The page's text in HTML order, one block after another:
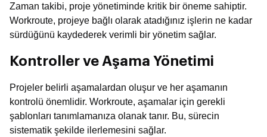
Zaman takibi, proje yönetiminde kritik bir öneme sahiptir.
Workroute, projeye bağlı olarak atadığınız işlerin ne kadar
sürdüğünü kaydederek verimli bir yönetim sağlar.
Kontroller ve Aşama Yönetimi
Projeler belirli aşamalardan oluşur ve her aşamanın
kontrolü önemlidir. Workroute, aşamalar için gerekli
şablonları tanımlamanıza olanak tanır. Bu, sürecin
sistematik şekilde ilerlemesini sağlar.